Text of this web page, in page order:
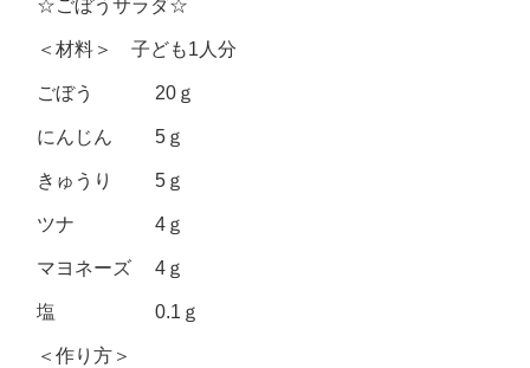
☆ごぼうサラダ☆
＜材料＞ 子ども1人分
ごぼう 20ｇ
にんじん 5ｇ
きゅうり 5ｇ
ツナ 4ｇ
マヨネーズ 4ｇ
塩 0.1ｇ
＜作り方＞